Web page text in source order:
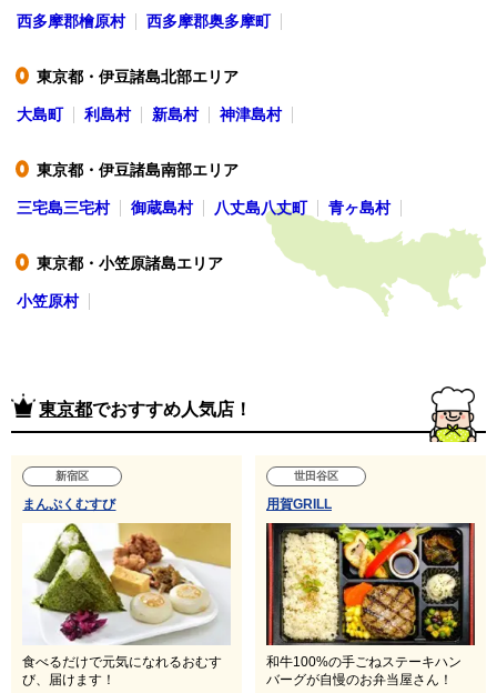
西多摩郡檜原村
西多摩郡奥多摩町
● 東京都・伊豆諸島北部エリア
大島町 利島村 新島村 神津島村
● 東京都・伊豆諸島南部エリア
三宅島三宅村 御蔵島村 八丈島八丈町 青ヶ島村
● 東京都・小笠原諸島エリア
小笠原村
東京都でおすすめ人気店！
新宿区
まんぷくむすび
食べるだけで元気になれるおむす
び、届けます！
世田谷区
用賀GRILL
和牛100%の手ごねステーキハン
バーグが自慢のお弁当屋さん！